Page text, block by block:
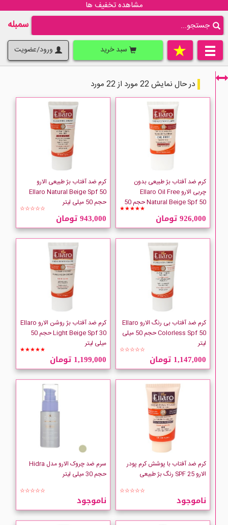
مشاهده تخفیف ها
سمبله
سبد خرید ورود/عضویت
Ellaro
در حال نمایش 22 مورد از 22 مورد
کرم ضد آفتاب بژ طبیعی بدون
چربی الارو Ellaro Oil Free
Natural Beige Spf 50 حجم 50
★★★★★
926,000 تومان
کرم ضد آفتاب بژ طبیعی الارو
Ellaro Natural Beige Spf 50
حجم 50 میلی لیتر
☆☆☆☆☆
943,000 تومان
کرم ضد آفتاب بی رنگ الارو Ellaro
Colorless Spf 50 حجم 50 میلی
لیتر
☆☆☆☆☆
1,147,000 تومان
کرم ضد آفتاب بژ روشن الارو Ellaro
Light Beige Spf 30 حجم 50
میلی لیتر
★★★★★
1,199,000 تومان
کرم ضد آفتاب با پوشش کرم پودر
الارو SPF 25 رنگ بژ طبیعی
☆☆☆☆☆
ناموجود
سرم ضد چروک الارو مدل Hidra
حجم 30 میلی لیتر
☆☆☆☆☆
ناموجود